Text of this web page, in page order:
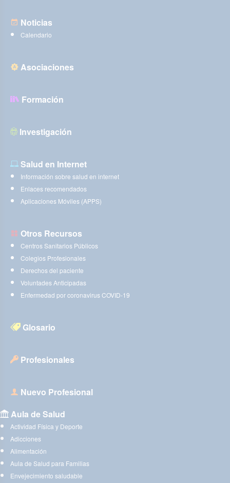
Noticias
Calendario
Asociaciones
Formación
Investigación
Salud en Internet
Información sobre salud en internet
Enlaces recomendados
Aplicaciones Móviles (APPS)
Otros Recursos
Centros Sanitarios Públicos
Colegios Profesionales
Derechos del paciente
Voluntades Anticipadas
Enfermedad por coronavirus COVID-19
Glosario
Profesionales
Nuevo Profesional
Aula de Salud
Actividad Física y Deporte
Adicciones
Alimentación
Aula de Salud para Familias
Envejecimiento saludable